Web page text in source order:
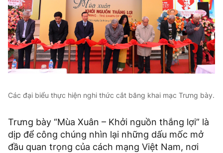
Các đại biểu thực hiện nghi thức cắt băng khai mạc Trưng bày.
Trưng bày “Mùa Xuân – Khởi nguồn thắng lợi” là
dịp để công chúng nhìn lại những dấu mốc mở
đầu quan trọng của cách mạng Việt Nam, nơi